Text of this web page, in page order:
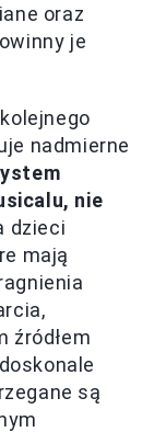
oraz
je
nadmierne
nie
dzieci
mają
źródłem
są